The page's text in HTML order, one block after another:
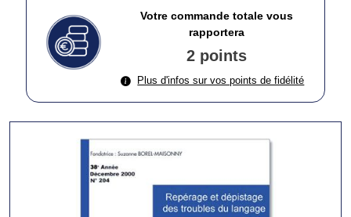
Votre commande totale vous
rapportera
2 points
Plus d'infos sur vos points de fidélité